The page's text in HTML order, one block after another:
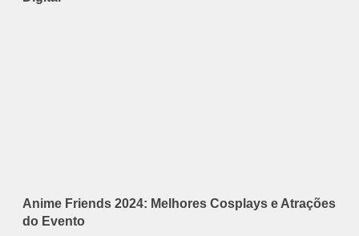
Anime Friends 2024: Melhores Cosplays e Atrações
do Evento